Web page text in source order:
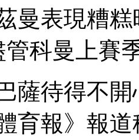
曼表現糟糕
管科曼上賽
薩待得不開
體育報》報